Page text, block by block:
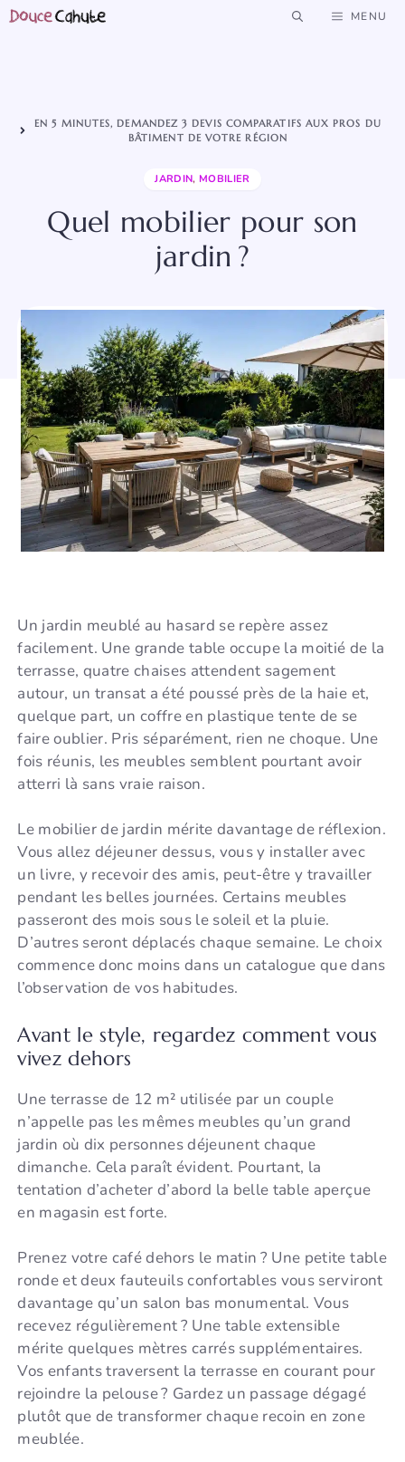
Aller
MENU
EN 5 MINUTES, DEMANDEZ 3 DEVIS COMPARATIFS AUX PROS DU
BÂTIMENT DE VOTRE RÉGION
JARDIN, MOBILIER
Quel mobilier pour son
jardin ?
Un jardin meublé au hasard se repère assez
facilement. Une grande table occupe la moitié de la
terrasse, quatre chaises attendent sagement
autour, un transat a été poussé près de la haie et,
quelque part, un coffre en plastique tente de se
faire oublier. Pris séparément, rien ne choque. Une
fois réunis, les meubles semblent pourtant avoir
atterri là sans vraie raison.
Le mobilier de jardin mérite davantage de réflexion.
Vous allez déjeuner dessus, vous y installer avec
un livre, y recevoir des amis, peut-être y travailler
pendant les belles journées. Certains meubles
passeront des mois sous le soleil et la pluie.
D’autres seront déplacés chaque semaine. Le choix
commence donc moins dans un catalogue que dans
l’observation de vos habitudes.
Avant le style, regardez comment vous
vivez dehors
Une terrasse de 12 m² utilisée par un couple
n’appelle pas les mêmes meubles qu’un grand
jardin où dix personnes déjeunent chaque
dimanche. Cela paraît évident. Pourtant, la
tentation d’acheter d’abord la belle table aperçue
en magasin est forte.
Prenez votre café dehors le matin ? Une petite table
ronde et deux fauteuils confortables vous serviront
davantage qu’un salon bas monumental. Vous
recevez régulièrement ? Une table extensible
mérite quelques mètres carrés supplémentaires.
Vos enfants traversent la terrasse en courant pour
rejoindre la pelouse ? Gardez un passage dégagé
plutôt que de transformer chaque recoin en zone
meublée.